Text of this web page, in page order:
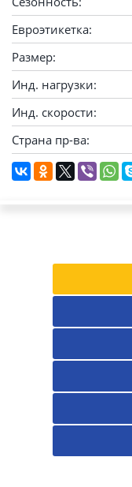
Евроэтикетка:
Размер:
Инд. нагрузки:
Инд. скорости:
Страна пр-ва: